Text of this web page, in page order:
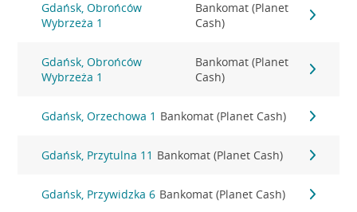
Gdańsk, Obrońców
Wybrzeża 1
Bankomat (Planet
Cash)
Gdańsk, Obrońców
Wybrzeża 1
Bankomat (Planet
Cash)
Gdańsk, Orzechowa 1 Bankomat (Planet Cash)
Gdańsk, Przytulna 11 Bankomat (Planet Cash)
Gdańsk, Przywidzka 6 Bankomat (Planet Cash)